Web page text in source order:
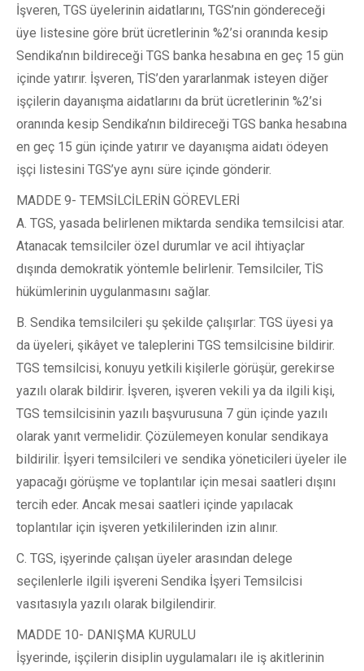
İşveren, TGS üyelerinin aidatlarını, TGS’nin göndereceği
üye listesine göre brüt ücretlerinin %2’si oranında kesip
Sendika’nın bildireceği TGS banka hesabına en geç 15 gün
içinde yatırır. İşveren, TİS’den yararlanmak isteyen diğer
işçilerin dayanışma aidatlarını da brüt ücretlerinin %2’si
oranında kesip Sendika’nın bildireceği TGS banka hesabına
en geç 15 gün içinde yatırır ve dayanışma aidatı ödeyen
işçi listesini TGS’ye aynı süre içinde gönderir.
MADDE 9- TEMSİLCİLERİN GÖREVLERİ
A. TGS, yasada belirlenen miktarda sendika temsilcisi atar.
Atanacak temsilciler özel durumlar ve acil ihtiyaçlar
dışında demokratik yöntemle belirlenir. Temsilciler, TİS
hükümlerinin uygulanmasını sağlar.
B. Sendika temsilcileri şu şekilde çalışırlar: TGS üyesi ya
da üyeleri, şikâyet ve taleplerini TGS temsilcisine bildirir.
TGS temsilcisi, konuyu yetkili kişilerle görüşür, gerekirse
yazılı olarak bildirir. İşveren, işveren vekili ya da ilgili kişi,
TGS temsilcisinin yazılı başvurusuna 7 gün içinde yazılı
olarak yanıt vermelidir. Çözülemeyen konular sendikaya
bildirilir. İşyeri temsilcileri ve sendika yöneticileri üyeler ile
yapacağı görüşme ve toplantılar için mesai saatleri dışını
tercih eder. Ancak mesai saatleri içinde yapılacak
toplantılar için işveren yetkililerinden izin alınır.
C. TGS, işyerinde çalışan üyeler arasından delege
seçilenlerle ilgili işvereni Sendika İşyeri Temsilcisi
vasıtasıyla yazılı olarak bilgilendirir.
MADDE 10- DANIŞMA KURULU
İşyerinde, işçilerin disiplin uygulamaları ile iş akitlerinin